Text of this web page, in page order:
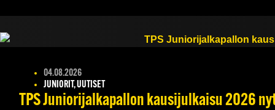
04.08.2026
JUNIORIT, UUTISET
TPS Juniorijalkapallon kausijulkaisu 2026